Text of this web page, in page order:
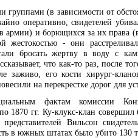
(в зависимости от
оперативно, свидетелей
армии) и борющихся за их права
жестокостью - они
бросать жертву в воду с
что как-то раз, после
заживо, его кости хирург-
на перекрестке дорог для
фактам комиссии
1870 гг. Ку-клукс-клан совершил
Вильсон
в южных штатах было убито 130